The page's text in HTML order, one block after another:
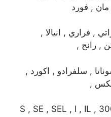
, فورد
, فراري , انيالا ,
, رانج ,
, سلفرادو , اكورد ,
,
S , SE , SEL , I , IL ,